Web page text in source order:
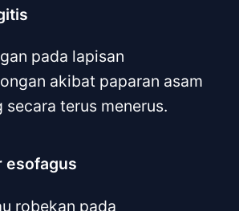
pada lapisan
akibat paparan asam
secara terus menerus.
esofagus
robekan pada